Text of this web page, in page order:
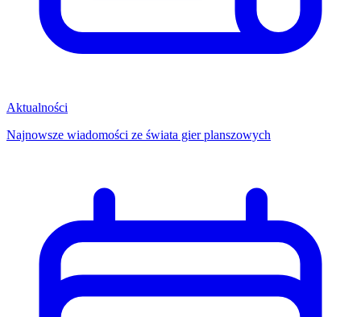
Aktualności
Najnowsze wiadomości ze świata gier planszowych